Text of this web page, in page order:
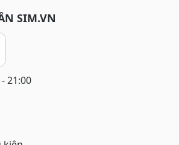
SIM.VN
21:00